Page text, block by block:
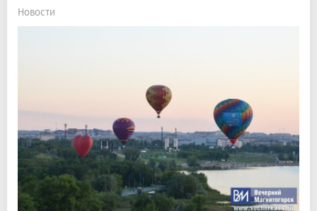
Новости